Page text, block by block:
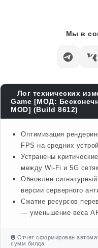
Мы в
Лог технических
Game [МОД:
MOD] (Build 8612)
Оптимизация
FPS на средних
Устранены
между Wi-Fi и 5G
Обновлен
версии серверного
Сжатие ресурсов
— уменьшение веса
Отчет сформирован
сумм билда.